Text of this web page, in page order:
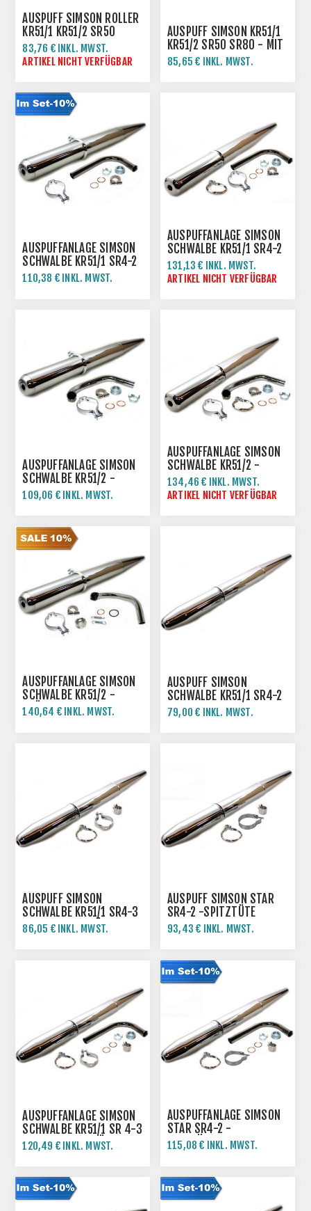
AUSPUFF SIMSON ROLLER
KR51/1 KR51/2 SR50
SR80 - BESSER
VERCHROMT
83,76 € INKL. MWST.
ARTIKEL NICHT VERFÜGBAR
AUSPUFF SIMSON KR51/1
KR51/2 SR50 SR80 - MIT
DOPPELROHR
85,65 € INKL. MWST.
AUSPUFFANLAGE SIMSON
SCHWALBE KR51/1 SR4-2
-VERCHROMT
110,38 € INKL. MWST.
AUSPUFFANLAGE SIMSON
SCHWALBE KR51/1 SR4-2
-BESSER VERCHROMT
131,13 € INKL. MWST.
ARTIKEL NICHT VERFÜGBAR
AUSPUFFANLAGE SIMSON
SCHWALBE KR51/2 -
VERCHROMT
109,06 € INKL. MWST.
AUSPUFFANLAGE SIMSON
SCHWALBE KR51/2 -
BESSER VERCHROMT
134,46 € INKL. MWST.
ARTIKEL NICHT VERFÜGBAR
AUSPUFFANLAGE SIMSON
SCHWALBE KR51/2 -
KRÜMMER MIT
KUGELFLANSCH
140,64 € INKL. MWST.
AUSPUFF SIMSON
SCHWALBE KR51/1 SR4-2
SR4-3 SR4-4 -
SPITZTÜTE
79,00 € INKL. MWST.
AUSPUFF SIMSON
SCHWALBE KR51/1 SR4-3
SR4-4 -SPITZTÜTE
86,05 € INKL. MWST.
AUSPUFF SIMSON STAR
SR4-2 -SPITZTÜTE
93,43 € INKL. MWST.
AUSPUFFANLAGE SIMSON
SCHWALBE KR51/1 SR 4-3
SR4-4 - SPITZTÜTE
120,49 € INKL. MWST.
AUSPUFFANLAGE SIMSON
STAR SR4-2 -
VERSTÄRKTE
AUSFÜHRUNG
115,08 € INKL. MWST.